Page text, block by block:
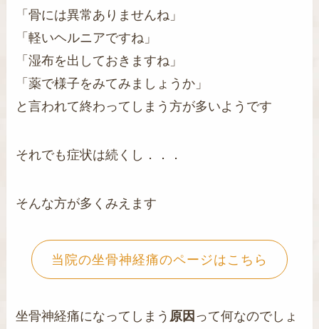
「骨には異常ありませんね」
「軽いヘルニアですね」
「湿布を出しておきますね」
「薬で様子をみてみましょうか」
と言われて終わってしまう方が多いようです
それでも症状は続くし．．．
そんな方が多くみえます
当院の坐骨神経痛のページはこちら
坐骨神経痛になってしまう 原因 って何なのでしょ